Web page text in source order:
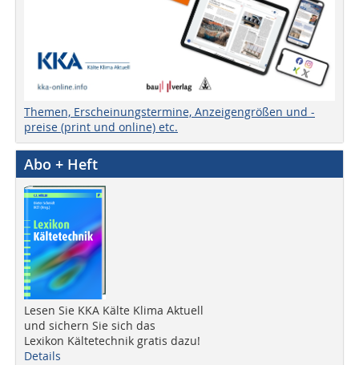
Themen, Erscheinungstermine, Anzeigengrößen und -
preise (print und online) etc.
Abo + Heft
Lesen Sie KKA Kälte Klima Aktuell
und sichern Sie sich das
Lexikon Kältetechnik gratis dazu!
Details